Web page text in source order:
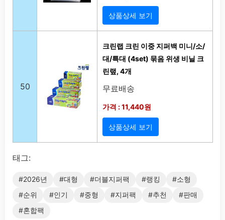
상품상세 보기
50
크린랩 크린 이중 지퍼백 미니/소/
대/특대 (4set) 묶음 위생 비닐 크
린랲, 4개
무료배송
가격 : 11,440원
상품상세 보기
태그:
#2026년 #대형 #더블지퍼팩 #랭킹
#소형
#순위
#인기 #중형 #지퍼팩 #추천
#판매
#혼합팩